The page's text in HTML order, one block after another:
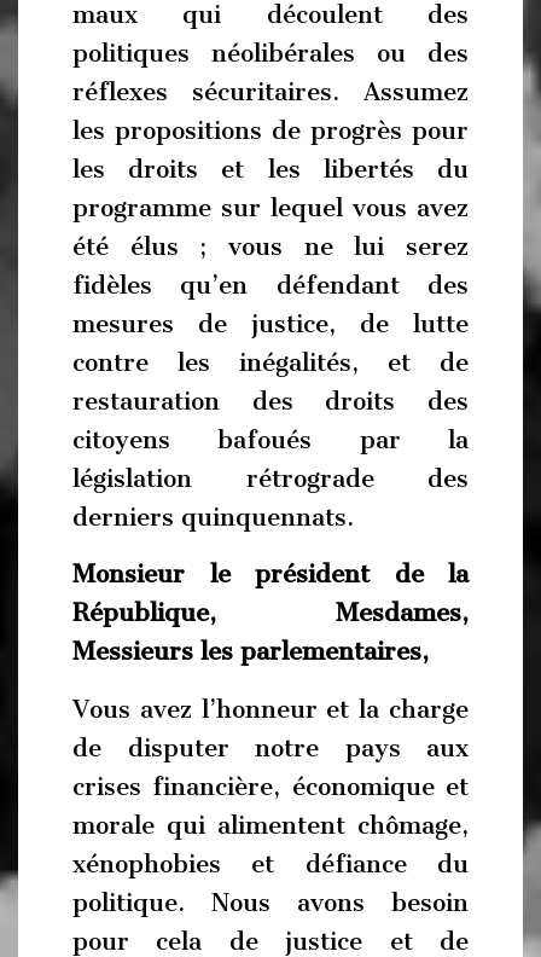
maux qui découlent des
politiques néolibérales ou des
réflexes sécuritaires. Assumez
les propositions de progrès pour
les droits et les libertés du
programme sur lequel vous avez
été élus ; vous ne lui serez
fidèles qu’en défendant des
mesures de justice, de lutte
contre les inégalités, et de
restauration des droits des
citoyens bafoués par la
législation rétrograde des
derniers quinquennats.
Monsieur le président de la
République, Mesdames,
Messieurs les parlementaires,
Vous avez l’honneur et la charge
de disputer notre pays aux
crises financière, économique et
morale qui alimentent chômage,
xénophobies et défiance du
politique. Nous avons besoin
pour cela de justice et de